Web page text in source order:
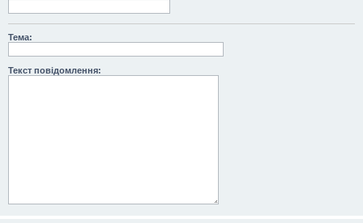
Тема:
Текст повідомлення: